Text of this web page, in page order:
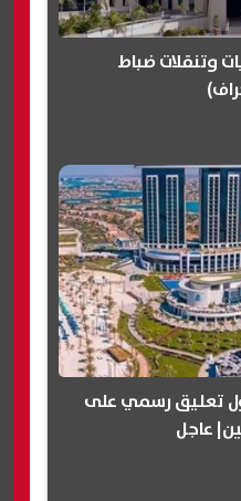
وتنقلات ضباط
دولار.. أول تعليق رسمي على
عاجل